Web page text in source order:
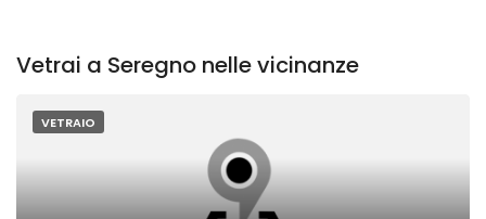
Vetrai a Seregno nelle vicinanze
VETRAIO